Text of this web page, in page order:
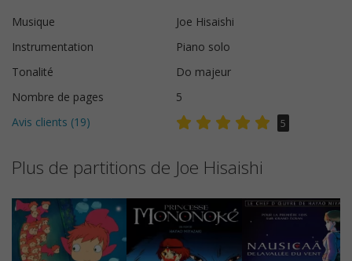
Musique
Joe Hisaishi
Instrumentation
Piano solo
Tonalité
Do majeur
Nombre de pages
5
Avis clients (19) 5
Plus de partitions de Joe Hisaishi